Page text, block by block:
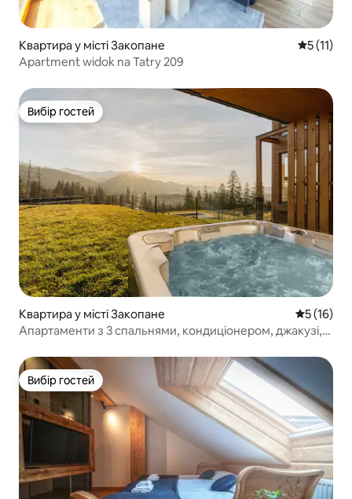
Квартира у місті Закопане Середня
5 (11)
Apartment widok na Tatry 209
Вибір гостей
Вибір гостей
Квартира у місті Закопане Середня
5 (16)
Апартаменти з 3 спальнями, кондиціонером, джакузі,
Вибір гостей
Вибір гостей